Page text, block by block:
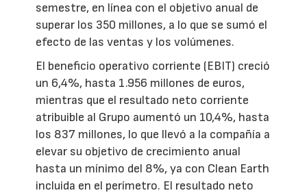
semestre, en línea con el objetivo anual de
superar los 350 millones, a lo que se sumó el
efecto de las ventas y los volúmenes.
El beneficio operativo corriente (EBIT) creció
un 6,4%, hasta 1.956 millones de euros,
mientras que el resultado neto corriente
atribuible al Grupo aumentó un 10,4%, hasta
los 837 millones, lo que llevó a la compañía a
elevar su objetivo de crecimiento anual
hasta un mínimo del 8%, ya con Clean Earth
incluida en el perímetro. El resultado neto